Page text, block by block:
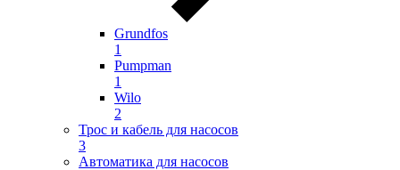
Grundfos
1
Pumpman
1
Wilo
2
Трос и кабель для насосов
3
Автоматика для насосов